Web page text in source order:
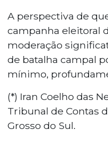
A perspectiva de
campanha eleitoral
moderação
de batalha campal
mínimo,
(*) Iran Coelho das
Tribunal de Contas
Grosso do Sul.